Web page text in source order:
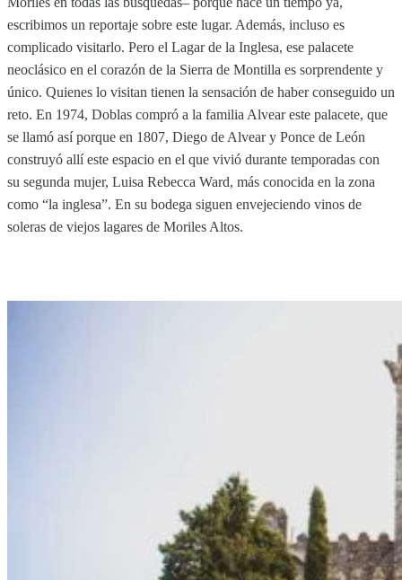
escribimos un reportaje sobre este lugar. Además, incluso es
complicado visitarlo. Pero el Lagar de la Inglesa, ese palacete
neoclásico en el corazón de la Sierra de Montilla es sorprendente y
único. Quienes lo visitan tienen la sensación de haber conseguido un
reto. En 1974, Doblas compró a la familia Alvear este palacete, que
se llamó así porque en 1807, Diego de Alvear y Ponce de León
construyó allí este espacio en el que vivió durante temporadas con
su segunda mujer, Luisa Rebecca Ward, más conocida en la zona
como “la inglesa”. En su bodega siguen envejeciendo vinos de
soleras de viejos lagares de Moriles Altos.